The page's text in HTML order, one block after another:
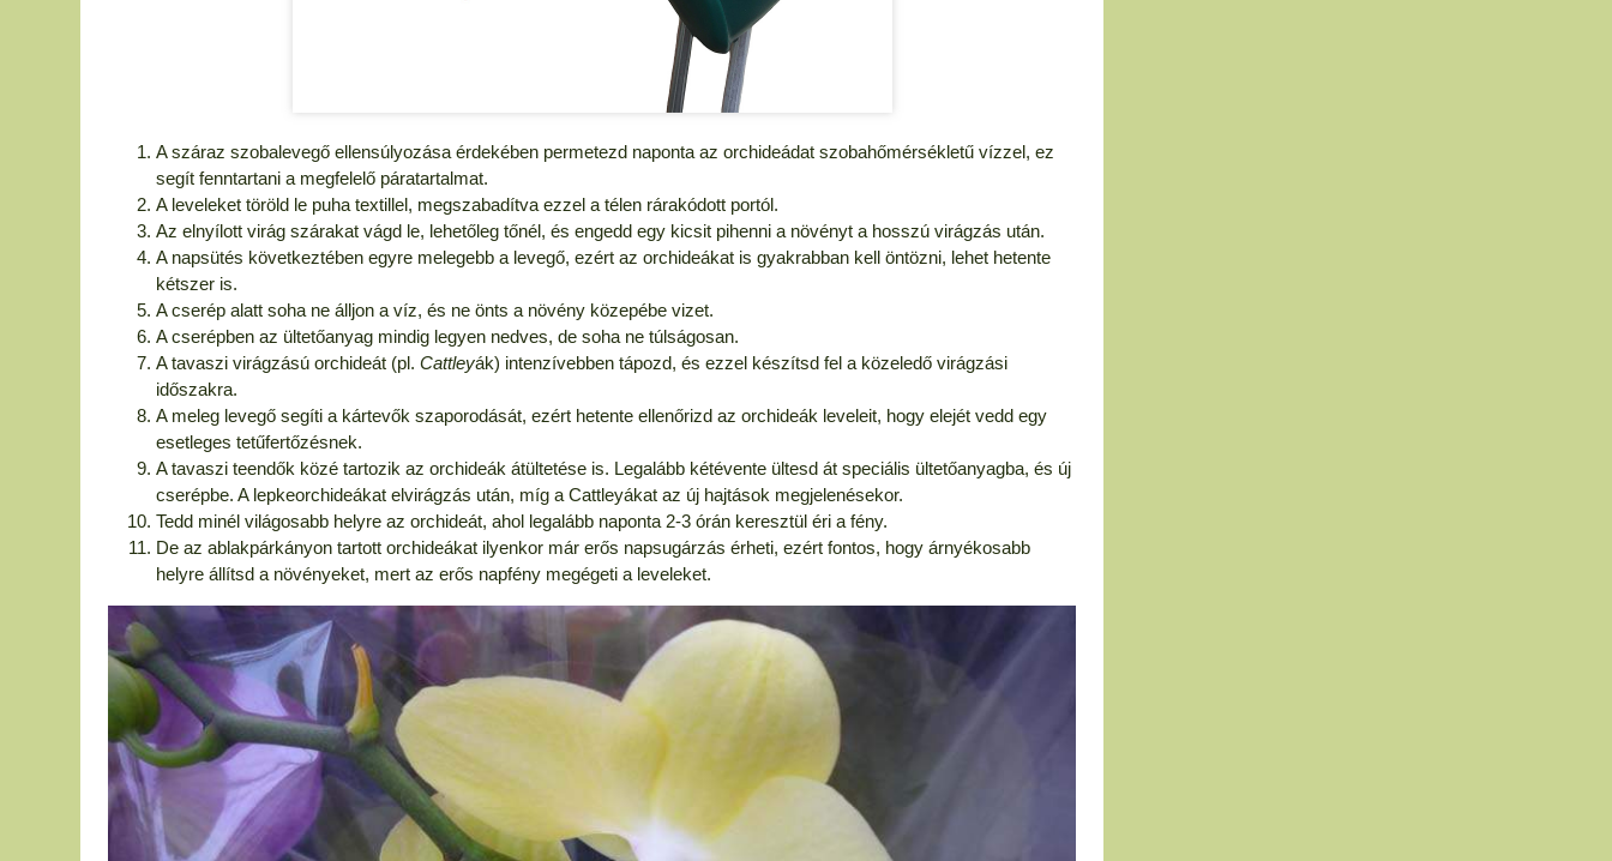
A száraz szobalevegő ellensúlyozása érdekében permetezd naponta az orchideádat szobahőmérsékletű vízzel, ez
segít fenntartani a megfelelő páratartalmat.
A leveleket töröld le puha textillel, megszabadítva ezzel a télen rárakódott portól.
Az elnyílott virág szárakat vágd le, lehetőleg tőnél, és engedd egy kicsit pihenni a növényt a hosszú virágzás után.
A napsütés következtében egyre melegebb a levegő, ezért az orchideákat is gyakrabban kell öntözni, lehet hetente
kétszer is.
A cserép alatt soha ne álljon a víz, és ne önts a növény közepébe vizet.
A cserépben az ültetőanyag mindig legyen nedves, de soha ne túlságosan.
A tavaszi virágzású orchideát (pl. Cattleyák) intenzívebben tápozd, és ezzel készítsd fel a közeledő virágzási
időszakra.
A meleg levegő segíti a kártevők szaporodását, ezért hetente ellenőrizd az orchideák leveleit, hogy elejét vedd egy
esetleges tetűfertőzésnek.
A tavaszi teendők közé tartozik az orchideák átültetése is. Legalább kétévente ültesd át speciális ültetőanyagba, és új
cserépbe. A lepkeorchideákat elvirágzás után, míg a Cattleyákat az új hajtások megjelenésekor.
Tedd minél világosabb helyre az orchideát, ahol legalább naponta 2-3 órán keresztül éri a fény.
De az ablakpárkányon tartott orchideákat ilyenkor már erős napsugárzás érheti, ezért fontos, hogy árnyékosabb
helyre állítsd a növényeket, mert az erős napfény megégeti a leveleket.